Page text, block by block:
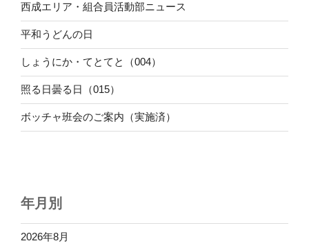
西成エリア・組合員活動部ニュース
平和うどんの日
しょうにか・てとてと（004）
照る日曇る日（015）
ボッチャ班会のご案内（実施済）
年月別
2026年8月